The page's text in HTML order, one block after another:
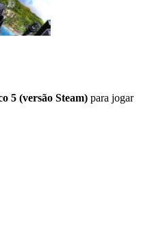
5 (versão Steam) para jogar